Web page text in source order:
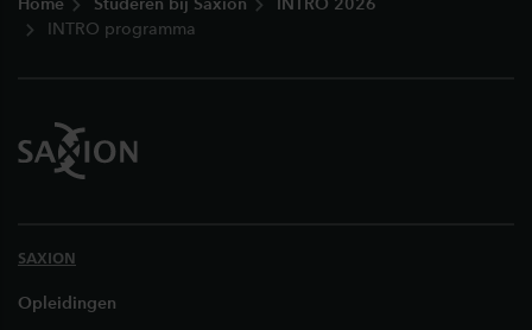
Home Studeren bij Saxion
INTRO 2026
INTRO programma
SAXION
Opleidingen